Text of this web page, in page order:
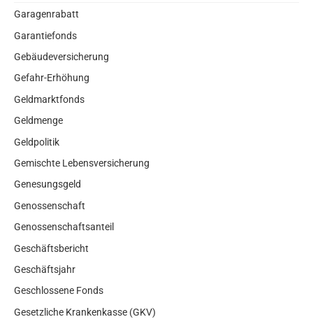
Garagenrabatt
Garantiefonds
Gebäudeversicherung
Gefahr-Erhöhung
Geldmarktfonds
Geldmenge
Geldpolitik
Gemischte Lebensversicherung
Genesungsgeld
Genossenschaft
Genossenschaftsanteil
Geschäftsbericht
Geschäftsjahr
Geschlossene Fonds
Gesetzliche Krankenkasse (GKV)